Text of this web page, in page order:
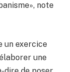
note
un exercice
une